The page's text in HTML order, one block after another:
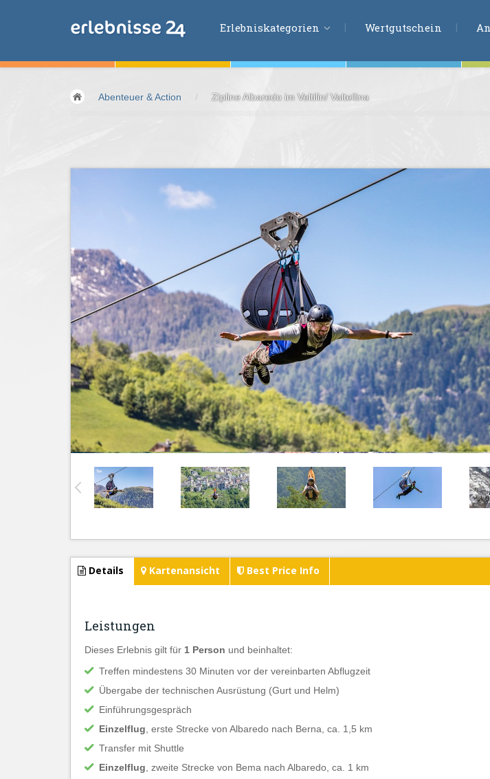
Erlebniskategorien
Fliegen &Gleiten
Sport &Fitness
Wellness &Gesundheit
Wasser &Wind
Lifestyle &Phantasie
Kids &Family
Übernachtungen
Wertgutschein
Abenteuer & Action / Zipline Albaredo im Veltilin/ Valtellina
Details Kartenansicht Best Price Info
Leistungen
Dieses Erlebnis gilt für 1 Person und beinhaltet:
Treffen mindestens 30 Minuten vor der vereinbarten Abflugzeit
Übergabe der technischen Ausrüstung (Gurt und Helm)
Einführungsgespräch
Einzelflug , erste Strecke von Albaredo nach Berna, ca. 1,5 km
Transfer mit Shuttle
Einzelflug , zweite Strecke von Bema nach Albaredo, ca. 1 km